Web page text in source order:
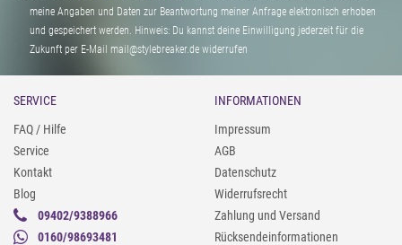
meine Angaben und Daten zur Beantwortung meiner Anfrage elektronisch erhoben
und gespeichert werden. Hinweis: Du kannst deine Einwilligung jederzeit für die
Zukunft per E-Mail mail@stylebreaker.de widerrufen
SERVICE
FAQ / Hilfe
Service
Kontakt
Blog
09402/9388966
0160/98693481
INFORMATIONEN
Impressum
AGB
Datenschutz
Widerrufsrecht
Zahlung und Versand
Rücksendeinformationen